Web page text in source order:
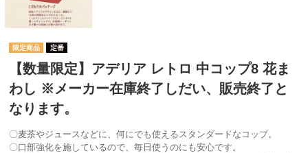
定番
【数量限定】アデリア レトロ 中コップ8 花ま
わし ※メーカー在庫終了しだい、販売終了と
なります。
〇麦茶やジュースなどに、何にでも使えるスタンダードなコップ。
〇口部強化を施しているので、毎日使うのにも安心です。